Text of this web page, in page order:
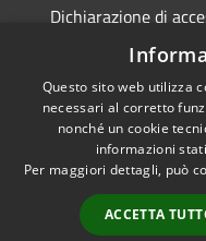
Dichiarazione di
Accessibilità
Privacy
Mappa del sito
Questo sito web utilizza
necessari al corretto
nonché un cookie
informazioni
Per maggiori dettagli, può
ACCETTA